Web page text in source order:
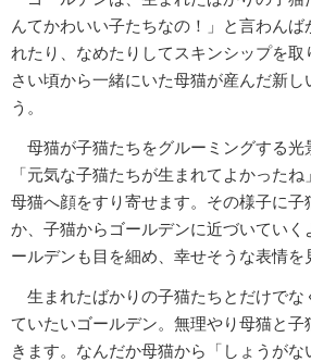
んてかわいい子たちなの！」と言わん
れたり、なめたりしてスキンシップを
さい頃から一緒にいた母猫が産んだ新し
う。
母猫が子猫たちをグルーミングする光
「元気な子猫たちが生まれてよかった
母猫へ顔をすり寄せます。その様子に
か、子猫からゴールデンに近づいてい
ールデンも目を細め、幸せそうな表情を
生まれたばかりの子猫たちとだけでな
ていたいゴールデン。無理やり母猫と子
きます。なんだか母猫から「しょうが